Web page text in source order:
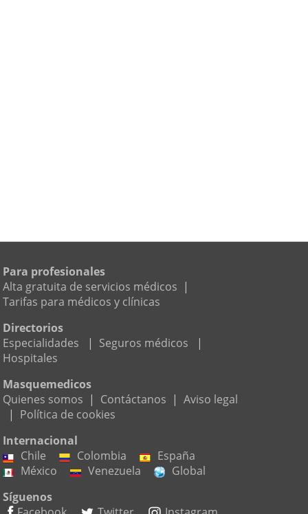
Para profesionales
Alta gratuita de servicios médicos |
Tarifas para médicos y clínicas
Directorios
Especialidades
| Seguros médicos
|
Hospitales
Masquemedicos
Quienes somos | Contáctanos | Aviso legal
| Política de cookies
Internacional
Chile
Colombia
España
México
Venezuela
Global
Síguenos